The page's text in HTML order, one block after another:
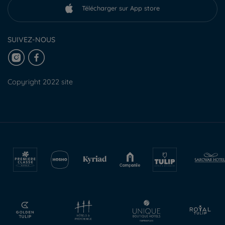
Télécharger sur App store
SUIVEZ-NOUS
Copyright 2022 site